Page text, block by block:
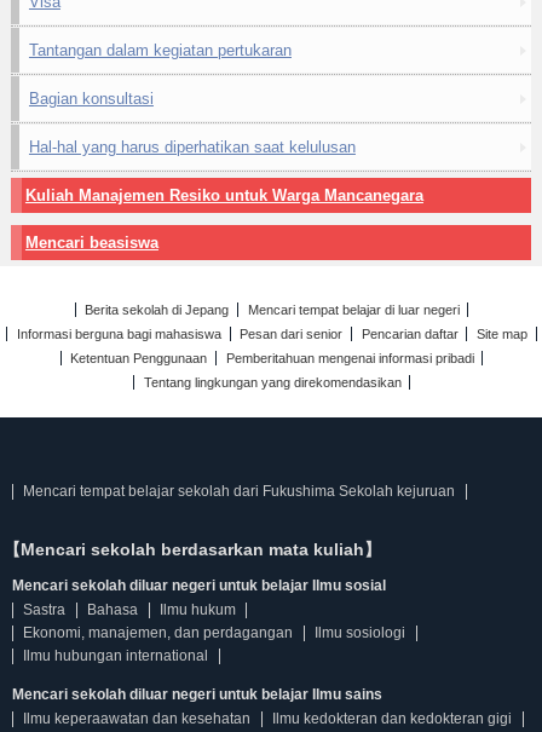
Tantangan dalam kegiatan pertukaran
Bagian konsultasi
Hal-hal yang harus diperhatikan saat kelulusan
Kuliah Manajemen Resiko untuk Warga Mancanegara
Mencari beasiswa
Berita sekolah di Jepang
Mencari tempat belajar di luar negeri
Informasi berguna bagi mahasiswa
Pesan dari senior Pencarian daftar
Site map
Ketentuan Penggunaan
Pemberitahuan mengenai informasi pribadi
Tentang lingkungan yang direkomendasikan
Mencari tempat belajar sekolah dari Fukushima Sekolah kejuruan
【Mencari sekolah berdasarkan mata kuliah】
Mencari sekolah diluar negeri untuk belajar Ilmu sosial
Sastra
Bahasa
Ilmu hukum
Ekonomi, manajemen, dan perdagangan
Ilmu sosiologi
Ilmu hubungan international
Mencari sekolah diluar negeri untuk belajar Ilmu sains
Ilmu keperaawatan dan kesehatan
Ilmu kedokteran dan kedokteran gigi